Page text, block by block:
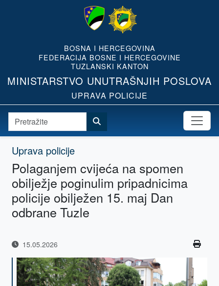
BOSNA I HERCEGOVINA
FEDERACIJA BOSNE I HERCEGOVINE
TUZLANSKI KANTON
MINISTARSTVO UNUTRAŠNJIH POSLOVA
UPRAVA POLICIJE
Uprava policije
Polaganjem cvijeća na spomen
obilježje poginulim pripadnicima
policije obilježen 15. maj Dan
odbrane Tuzle
15.05.2026